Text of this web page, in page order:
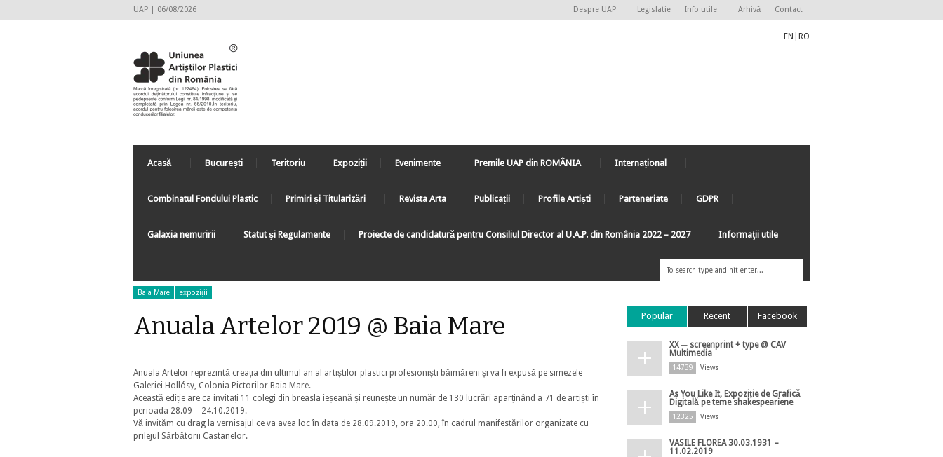
UAP | 06/08/2026 Despre UAP Legislatie Info utile Arhivă Contact
EN RO
Acasă București Teritoriu Expoziții Evenimente Premile UAP din ROMÂNIA Internațional
Combinatul Fondului Plastic Primiri și Titularizări Revista Arta Publicații Profile Artiști Parteneriate GDPR
Galaxia nemuririi Statut şi Regulamente Proiecte de candidatură pentru Consiliul Director al U.A.P. din România 2022 – 2027 Informaţii utile
Baia Mare expoziții
Anuala Artelor 2019 @ Baia Mare
Anuala Artelor reprezintă creația din ultimul an al artiștilor plastici profesioniști băimăreni și va fi expusă pe simezele
Galeriei Hollósy, Colonia Pictorilor Baia Mare.
Această ediție are ca invitați 11 colegi din breasla ieșeană și reunește un număr de 130 lucrări aparținând a 71 de artiști în
perioada 28.09 – 24.10.2019.
Vă invităm cu drag la vernisajul ce va avea loc în data de 28.09.2019, ora 20.00, în cadrul manifestărilor organizate cu
prilejul Sărbătorii Castanelor.
Popular Recent Facebook
XX ─ screenprint + type @ CAV
Multimedia
14739 Views
As You Like It, Expoziție de Grafică
Digitală pe teme shakespeariene
12325 Views
VASILE FLOREA 30.03.1931 –
11.02.2019